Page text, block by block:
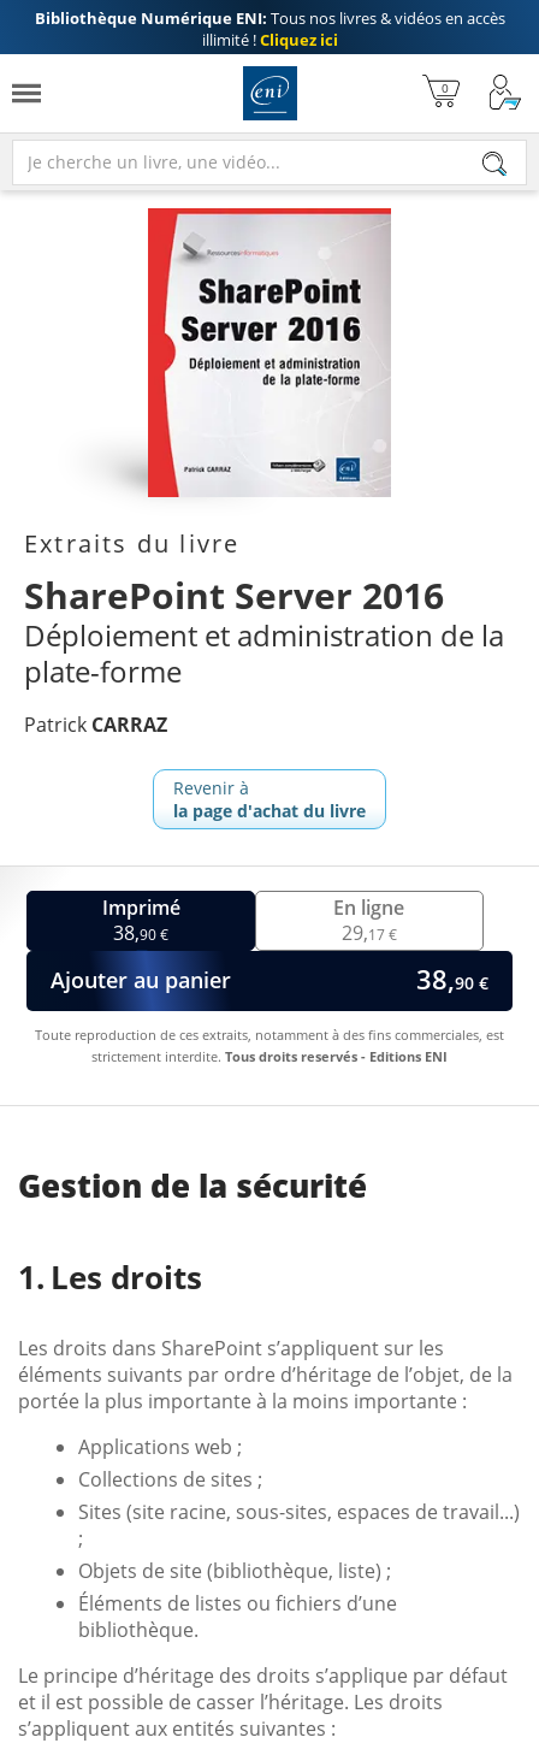
Bibliothèque Numérique ENI: Tous nos livres & vidéos en accès
illimité !Cliquez ici
Extraits du livre
SharePoint Server 2016
Déploiement et administration de la
plate-forme
Patrick CARRAZ
Revenir à
la page d'achat du livre
Imprimé
38,90 €
En ligne
29,17 €
Ajouter au panier 38,90 €
Toute reproduction de ces extraits, notamment à des fins commerciales, est
strictement interdite. Tous droits reservés - Editions ENI
Gestion de la sécurité
Les droits
Les droits dans SharePoint s’appliquent sur les
éléments suivants par ordre d’héritage de l’objet, de la
portée la plus importante à la moins importante :
Applications web ;
Collections de sites ;
Sites (site racine, sous-sites, espaces de travail...)
;
Objets de site (bibliothèque, liste) ;
Éléments de listes ou fichiers d’une
bibliothèque.
Le principe d’héritage des droits s’applique par défaut
et il est possible de casser l’héritage. Les droits
s’appliquent aux entités suivantes :